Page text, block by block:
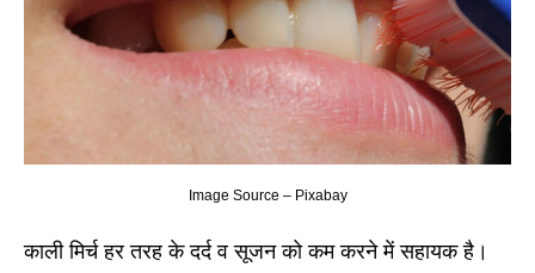
Image Source – Pixabay
काली मिर्च हर तरह के दर्द व सूजन को कम करने में सहायक है।